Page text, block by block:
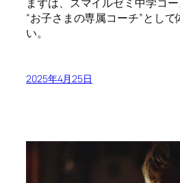
“お子さまの専属コーチ”とし
い。
2025年4月25日